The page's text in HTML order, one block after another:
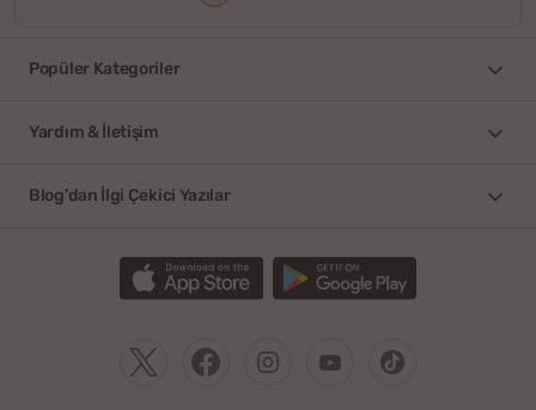
Popüler Kategoriler
Yardım & İletişim
Blog'dan İlgi Çekici Yazılar